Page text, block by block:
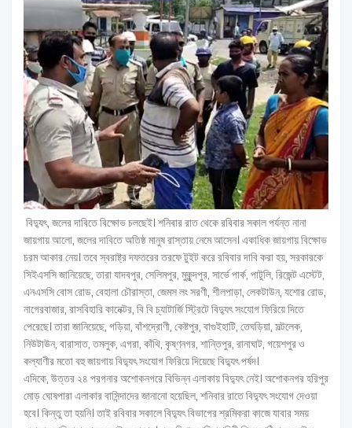
বিদ্যুৎ, জলের দাবিতে বিক্ষোভ চলছেই। শনিবার রাত থেকে রবিবার সকাল পর্যন্ত নানা
জায়গায় আলো, জলের দাবিতে অতিষ্ঠ মানুষ রাস্তায় নেমে আসেন। একাধিক জায়গায় বিক্ষোভ
চরম আকার নেয়। তবে স্বরাষ্ট্র দফতরের তরফে টুইট করে রবিবার দাবি করা হয়, সরকারকে
সিইএসসি জানিয়েছে, তারা যাদবপুর, সেলিমপুর, মুকুন্দপুর, সার্ভে পার্ক, পাটুলি, রিজেন্ট এস্টেট,
এনএসসি বোস রোড, বেহালা চৌরাস্তা, জেমস লং সরণী, শীলপাড়া, লেকটাউন, যশোর রোড,
নাগেরবাজার, রাসবিহারি কানেক্টর, বি বি চ্যাটার্জি স্ট্রিটে বিদ্যুৎ সংযোগ ফিরিয়ে দিতে
পেরেছে। তারা জানিয়েছে, গড়িয়া, বাঁশদ্রোণী, কেষ্টপুর, বাগুইহাটি, তেঘড়িয়া, সল্টলেক,
নিউটাউন, বারাসাত, তমলুক, এগরা, কাঁথি, কৃষ্ণনগর, শান্তিপুর, রানাঘাট, গয়েশপুর ও
কল্যাণীর মতো বহু জায়গায় বিদ্যুৎ সংযোগ ফিরিয়ে দিয়েছে বিদ্যুৎ পর্ষদ।
এদিকে, উত্তর ২৪ পরগনার অশোকনগরে বিভিন্ন এলাকায় বিদ্যুৎ নেই। অশোকনগর হরিপুর
মোড় ঘোষপারা এলাকার বাসিন্দাদের জানানো হয়েছিল, শনিবার রাতে বিদ্যুৎ সংযোগ দেওয়া
হবে। কিন্তু তা হয়নি। তাই রবিবার সকালে বিদ্যুৎ বিভাগের শ্রমিকরা কাজে যাবার সময়